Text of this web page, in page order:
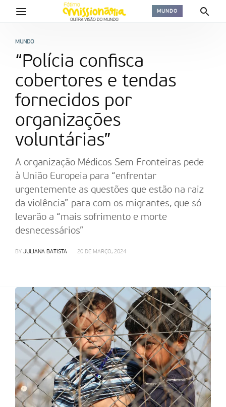
MUNDO
MUNDO
“Polícia confisca
cobertores e tendas
fornecidos por
organizações
voluntárias”
A organização Médicos Sem Fronteiras pede
à União Europeia para “enfrentar
urgentemente as questões que estão na raiz
da violência” para com os migrantes, que só
levarão a “mais sofrimento e morte
desnecessários”
BY JULIANA BATISTA 20 DE MARÇO, 2024